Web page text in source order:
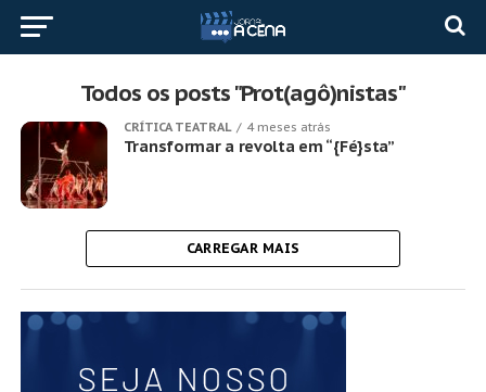
Todos os posts "Prot(agô)nistas"
CRÍTICA TEATRAL 4 meses atrás
Transformar a revolta em “{Fé}sta”
CARREGAR MAIS